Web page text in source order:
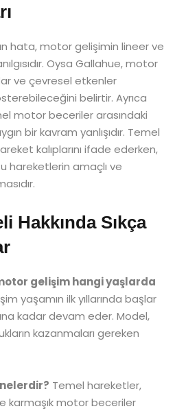
hata, motor gelişimin lineer ve
Oysa Gallahue, motor
ve çevresel etkenler
belirtir. Ayrıca
motor beceriler arasındaki
bir kavram yanlışıdır. Temel
kalıplarını ifade ederken,
hareketlerin amaçlı ve
Hakkında Sıkça
gelişim hangi yaşlarda
yaşamın ilk yıllarında başlar
kadar devam eder. Model,
kazanmaları gereken
Temel hareketler,
karmaşık motor beceriler